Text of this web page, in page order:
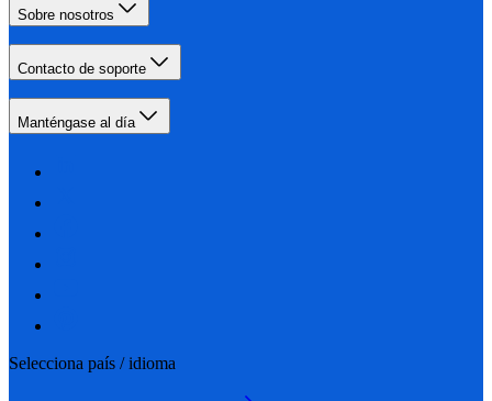
Sobre nosotros
Contacto de soporte
Manténgase al día
Selecciona país / idioma